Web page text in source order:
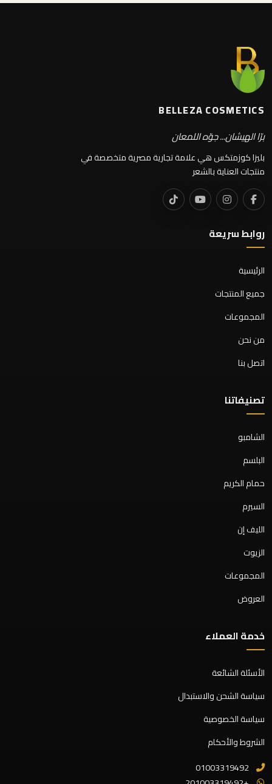
BELLEZA COSMETICS
برّا الهيشان... جوّه اللمعان
بليزا كوزمتكس هي علامة تجارية مصرية متخصصة في
منتجات العناية بالشعر
روابط سريعة
الرئيسية
جميع المنتجات
المجموعات
من نحن
اتصل بنا
تصنيفاتنا
الشامبو
البلسم
حمام الكريم
السيرم
الليف إن
الزيوت
المجموعات
العروض
خدمة العملاء
الأسئلة الشائعة
سياسة الشحن والاستبدال
سياسة الخصوصية
الشروط والأحكام
01003319492